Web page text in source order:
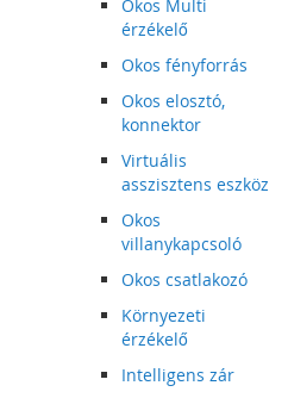
Okos Multi
érzékelő
Okos fényforrás
Okos elosztó,
konnektor
Virtuális
asszisztens eszköz
Okos
villanykapcsoló
Okos csatlakozó
Környezeti
érzékelő
Intelligens zár